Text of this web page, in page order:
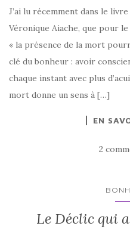
J’ai lu récemment dans le
Véronique Aiache, que pour
« la présence de la mort
clé du bonheur : avoir
chaque instant avec plus
mort donne un sens à […]
EN
2
Le Déclic qui